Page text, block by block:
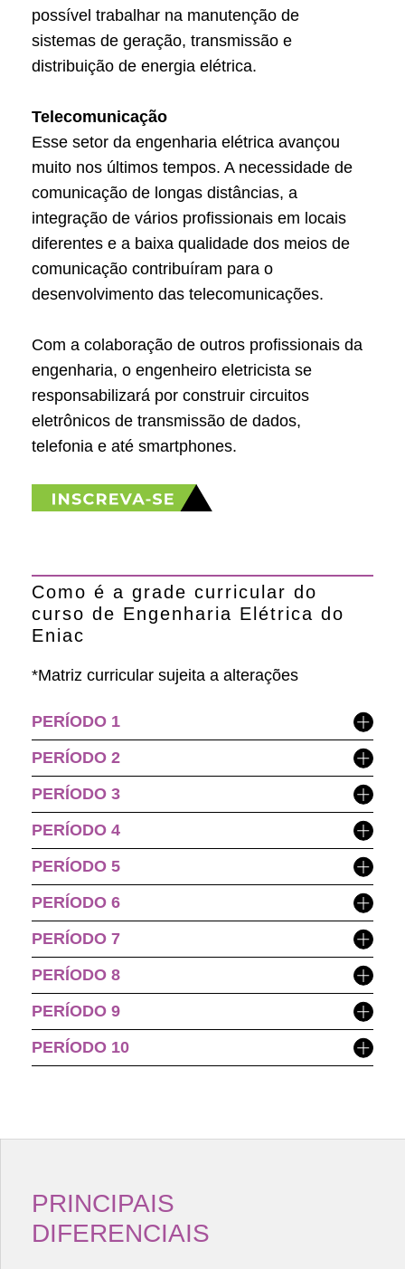
possível trabalhar na manutenção de
sistemas de geração, transmissão e
distribuição de energia elétrica.
Telecomunicação
Esse setor da engenharia elétrica avançou
muito nos últimos tempos. A necessidade de
comunicação de longas distâncias, a
integração de vários profissionais em locais
diferentes e a baixa qualidade dos meios de
comunicação contribuíram para o
desenvolvimento das telecomunicações.
Com a colaboração de outros profissionais da
engenharia, o engenheiro eletricista se
responsabilizará por construir circuitos
eletrônicos de transmissão de dados,
telefonia e até smartphones.
Como é a grade curricular do
curso de Engenharia Elétrica do
Eniac
*Matriz curricular sujeita a alterações
PERÍODO 1
PERÍODO 2
PERÍODO 3
PERÍODO 4
PERÍODO 5
PERÍODO 6
PERÍODO 7
PERÍODO 8
PERÍODO 9
PERÍODO 10
PRINCIPAIS
DIFERENCIAIS